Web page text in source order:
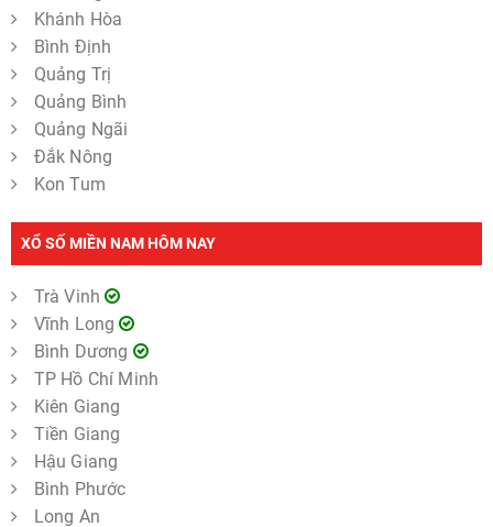
Khánh Hòa
Bình Định
Quảng Trị
Quảng Bình
Quảng Ngãi
Đắk Nông
Kon Tum
XỔ SỐ MIỀN NAM HÔM NAY
Trà Vinh
Vĩnh Long
Bình Dương
TP Hồ Chí Minh
Kiên Giang
Tiền Giang
Hậu Giang
Bình Phước
Long An